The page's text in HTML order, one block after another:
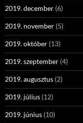
2019. december (6)
2019. november (5)
2019. október (13)
2019. szeptember (4)
2019. augusztus (2)
2019. július (12)
2019. június (10)